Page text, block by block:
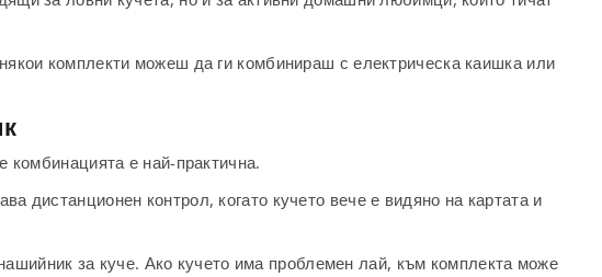
комплекти можеш да ги комбинираш с електрическа каишка или
комбинацията е най-практична.
дистанционен контрол, когато кучето вече е видяно на картата и
за куче. Ако кучето има проблемен лай, към комплекта може